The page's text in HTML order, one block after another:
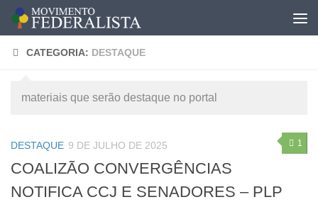
CATEGORIA: DESTAQUE
materiais que serão destaque no portal
1
DESTAQUE 9 DE JULHO DE 2025
COALIZÃO CONVERGÊNCIAS
NOTIFICA CCJ E SENADORES – PLP